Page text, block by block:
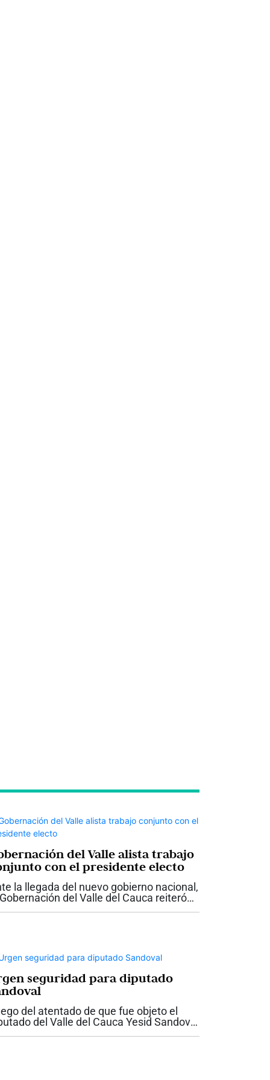
del Valle alista trabajo
con el presidente electo
la llegada del nuevo gobierno nacional,
del Valle del Cauca reiteró
seguridad para diputado
del atentado de que fue objeto el
del Valle del Cauca Yesid Sandoval
la antigua vía entre Cali y Yumbo, la